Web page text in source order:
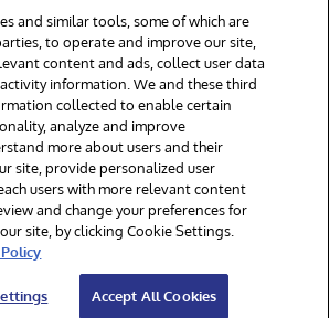
Corporation, Boston, MA. All Rights
プライバシーステートメント
セシビリティ
and similar tools, some of which are
to operate and improve our site,
content and ads, collect user data
information. We and these third
collected to enable certain
analyze and improve
more about users and their
site, provide personalized user
users with more relevant content
and change your preferences for
site, by clicking Cookie Settings.
Accept All Cookies